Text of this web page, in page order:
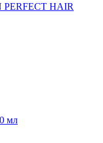
PERFECT HAIR
мл